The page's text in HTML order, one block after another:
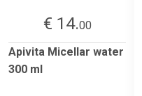
€ 14.00
Apivita Micellar water
300 ml